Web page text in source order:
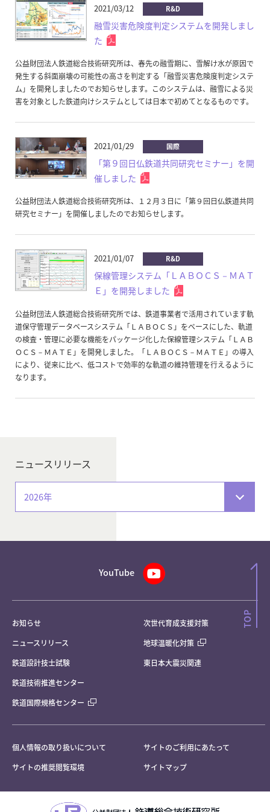
2021/03/12 R&D
融雪災害危険度判定システムを開発しまし
た
公益財団法人鉄道総合技術研究所は、春先の融雪期に、雪解け水が原因で
発生する斜面崩壊の可能性の高さを判定する「融雪災害危険度判定システ
ム」を開発しましたのでお知らせします。このシステムは、融雪による災
害を対象とした鉄道向けシステムとしては日本で初めてとなるものです。
2021/01/29 国際
「第９回日仏鉄道共同研究セミナー」を開
催しました
公益財団法人鉄道総合技術研究所は、１２月３日に「第９回日仏鉄道共同
研究セミナー」を開催しましたのでお知らせします。
2021/01/07 R&D
保線管理システム「ＬＡＢＯＣＳ－ＭＡＴ
Ｅ」を開発しました
公益財団法人鉄道総合技術研究所では、鉄道事業者で活用されています軌
道保守管理データベースシステム「ＬＡＢＯＣＳ」をベースにした、軌道
の検査・管理に必要な機能をパッケージ化した保線管理システム「ＬＡＢ
ＯＣＳ－ＭＡＴＥ」を開発しました。「ＬＡＢＯＣＳ－ＭＡＴＥ」の導入
により、従来に比べ、低コストで効率的な軌道の維持管理を行えるように
なります。
ニュースリリース
2026年
YouTube
お知らせ
ニュースリリース
鉄道設計技士試験
鉄道技術推進センター
鉄道国際規格センター
次世代育成支援対策
地球温暖化対策
東日本大震災関連
個人情報の取り扱いについて
サイトのご利用にあたって
サイトの推奨閲覧環境
サイトマップ